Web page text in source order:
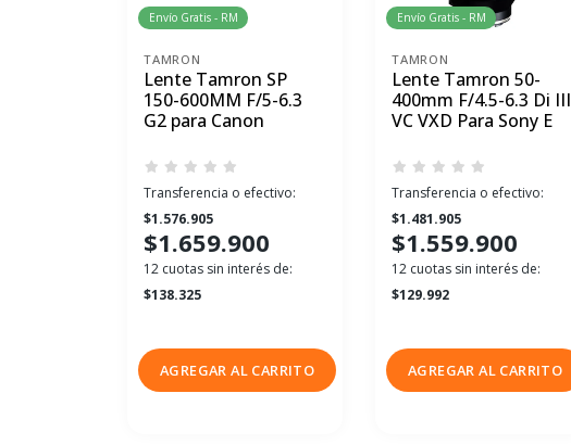
Envío Gratis - RM
TAMRON
Lente Tamron SP
150-600MM F/5-6.3
G2 para Canon
Transferencia o efectivo:
$1.576.905
$1.659.900
12 cuotas sin interés de:
$138.325
AGREGAR AL CARRITO
Envío Gratis - RM
TAMRON
Lente Tamron 50-
400mm F/4.5-6.3 Di III
VC VXD Para Sony E
Transferencia o efectivo:
$1.481.905
$1.559.900
12 cuotas sin interés de:
$129.992
AGREGAR AL CARRITO